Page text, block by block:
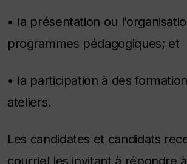
• la présentation ou
programmes pédagogiques; et
• la participation à des
ateliers.
Les candidates et candidats
courriel les invitant à répondre